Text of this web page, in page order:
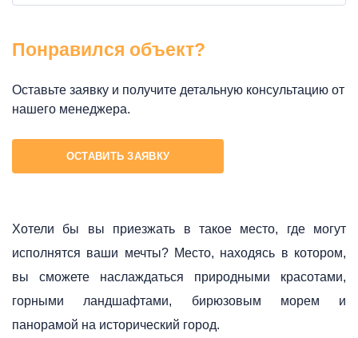
Понравился объект?
Оставьте заявку и получите детальную консультацию от
нашего менеджера.
ОСТАВИТЬ ЗАЯВКУ
Хотели бы вы приезжать в такое место, где могут
исполнятся ваши мечты? Место, находясь в котором,
вы сможете наслаждаться природными красотами,
горными ландшафтами, бирюзовым морем и
панорамой на исторический город.